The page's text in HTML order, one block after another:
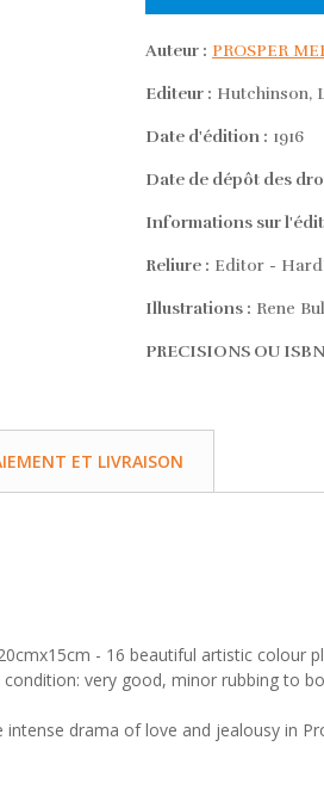
Auteur : PROSPER
Editeur : Hutchinson,
Date d'édition : 1916
Date de dépôt des
Informations sur
Reliure : Editor -
Illustrations : Rene
PRECISIONS OU
ET LIVRAISON
- 16 beautiful artistic colour
very good, minor rubbing to
drama of love and jealousy in